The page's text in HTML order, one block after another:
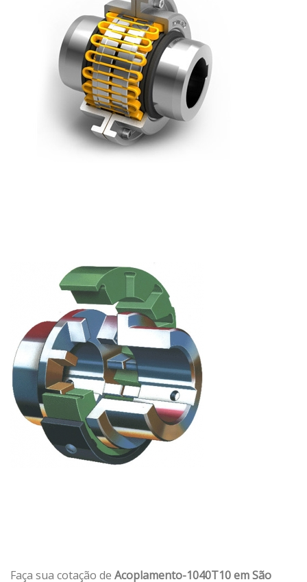
Faça sua cotação de Acoplamento-1040T10 em São